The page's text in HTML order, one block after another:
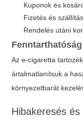
Kuponok és
Fizetés és
Rendelés utáni
Az e-cigaretta
ártalmatlanítsuk a
környezetbarát
Hibakeresés